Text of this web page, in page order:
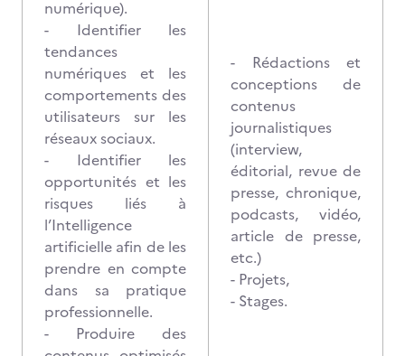
numérique).
- Identifier les
tendances
numériques et les
comportements des
utilisateurs sur les
réseaux sociaux.
- Identifier les
opportunités et les
risques liés à
l’Intelligence
artificielle afin de les
prendre en compte
dans sa pratique
professionnelle.
- Produire des
- Rédactions et
conceptions de
contenus
journalistiques
(interview,
éditorial, revue de
presse, chronique,
podcasts, vidéo,
article de presse,
etc.)
- Projets,
- Stages.